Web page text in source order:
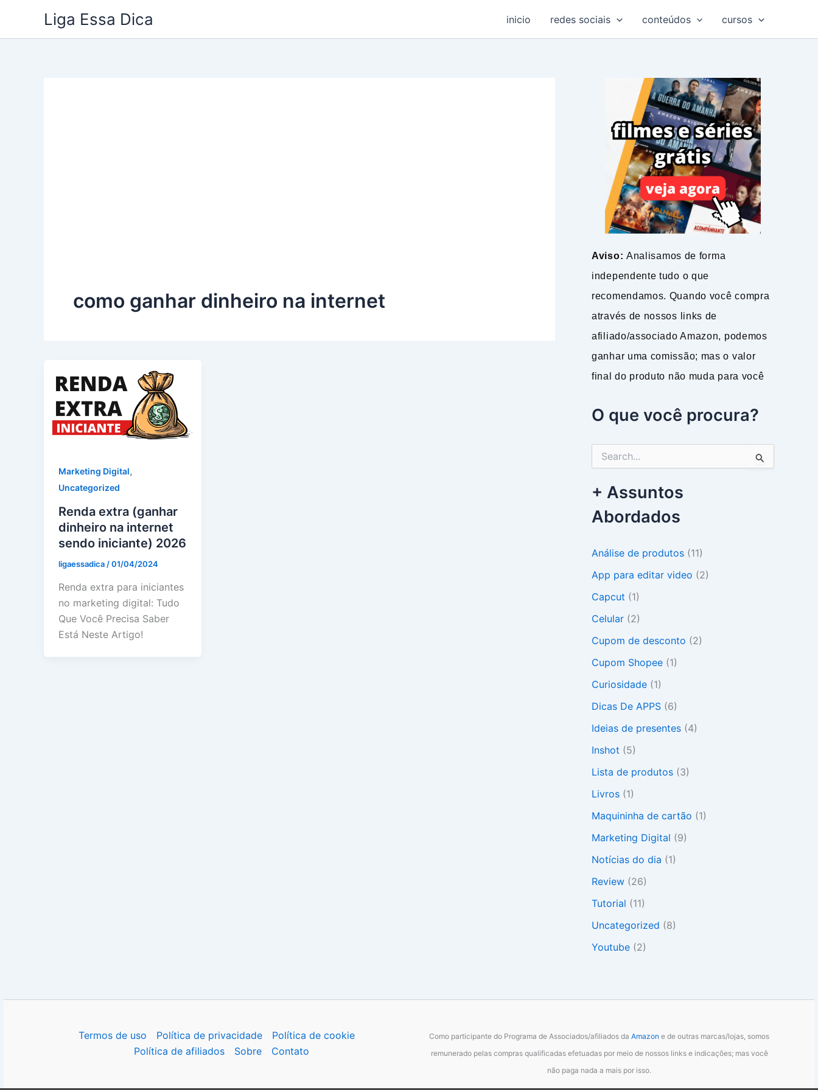
o
Liga Essa Dica inicio redes sociais conteúdos cursos
como ganhar dinheiro na internet
Marketing Digital,
Uncategorized
Renda extra (ganhar
dinheiro na internet
sendo iniciante) 2026
ligaessadica/01/04/2024
Renda extra para iniciantes
no marketing digital: Tudo
Que Você Precisa Saber
Está Neste Artigo!
Aviso: Analisamos de forma
independente tudo o que
recomendamos. Quando você compra
através de nossos links de
afiliado/associado Amazon, podemos
ganhar uma comissão; mas o valor
final do produto não muda para você
O que você procura?
e
q
r
o
:
+ Assuntos
Abordados
Análise de produtos (11)
App para editar video (2)
Capcut (1)
Celular (2)
Cupom de desconto (2)
Cupom Shopee (1)
Curiosidade (1)
Dicas De APPS (6)
Ideias de presentes (4)
Inshot (5)
Lista de produtos (3)
Livros (1)
Maquininha de cartão (1)
Marketing Digital (9)
Notícias do dia (1)
Review (26)
Tutorial (11)
Uncategorized (8)
Youtube (2)
Termos de uso Política de privacidade
Política de cookie
Política de afiliados
Sobre Contato
Como participante do Programa de Associados/afiliados da Amazon e de outras marcas/lojas, somos
remunerado pelas compras qualificadas efetuadas por meio de nossos links e indicações; mas você
não paga nada a mais por isso.